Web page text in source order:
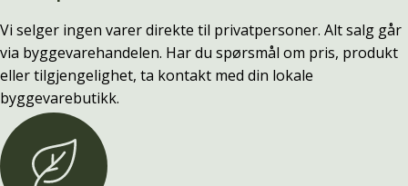
Vi selger ingen varer direkte til privatpersoner. Alt salg går
via byggevarehandelen. Har du spørsmål om pris, produkt
eller tilgjengelighet, ta kontakt med din lokale
byggevarebutikk.